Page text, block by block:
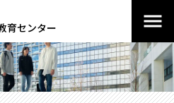
育センター